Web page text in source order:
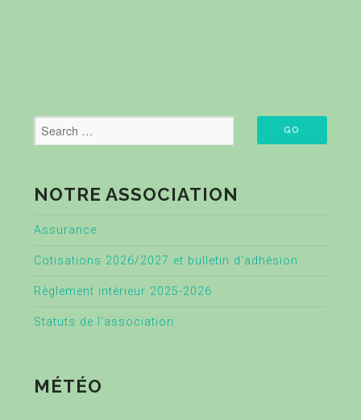
NOTRE ASSOCIATION
Assurance
Cotisations 2026/2027 et bulletin d’adhésion
Règlement intérieur 2025-2026
Statuts de l’association
MÉTÉO